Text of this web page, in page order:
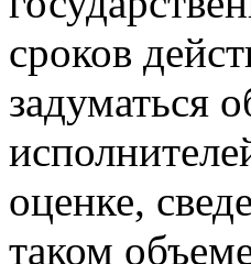
сроков
задуматься
оценке,
таком